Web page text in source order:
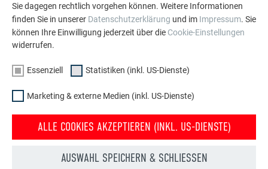
Sie dagegen rechtlich vorgehen können. Weitere Informationen
finden Sie in unserer Datenschutzerklärung und im Impressum. Sie
können Ihre Einwilligung jederzeit über die Cookie-Einstellungen
widerrufen.
Essenziell Statistiken (inkl. US-Dienste)
Marketing & externe Medien (inkl. US-Dienste)
ALLE COOKIES AKZEPTIEREN (INKL. US-DIENSTE)
AUSWAHL SPEICHERN & SCHLIESSEN